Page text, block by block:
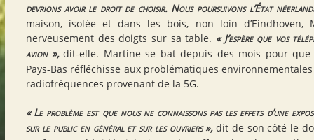
devrions avoir le droit de choisir. Nous poursuivons l’État
maison, isolée et dans les bois, non loin d’Eindhoven,
nerveusement des doigts sur sa table. « J’espère que vos
avion »,dit-elle. Martine se bat depuis des mois pour que
Pays-Bas réfléchisse aux problématiques
radiofréquences provenant de la 5G.
« Le problème est que nous ne connaissons pas les effets d’une
sur le public en général et sur les ouvriers »,dit de son côté le